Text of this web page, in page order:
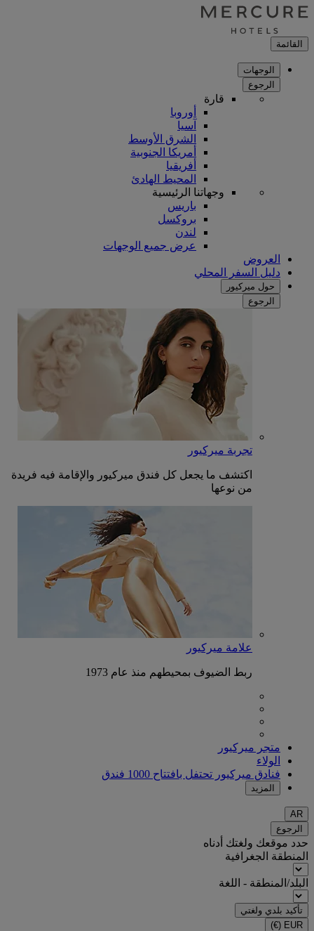
القائمة
الوجهات
الرجوع
قارة
أوروبا
آسيا
الشرق الأوسط
أمريكا الجنوبية
أفريقيا
المحيط الهادئ
وجهاتنا الرئيسية
باريس
بروكسل
لندن
عرض جميع الوجهات
العروض
دليل السفر المحلي
حول ميركيور
الرجوع
تجربة ميركيور
اكتشف ما يجعل كل فندق ميركيور والإقامة فيه فريدة
من نوعها
علامة ميركيور
ربط الضيوف بمحيطهم منذ عام 1973
متجر ميركيور
الولاء
فنادق ميركيور تحتفل بافتتاح 1000 فندق
المزيد
AR
الرجوع
حدد موقعك ولغتك أدناه
المنطقة الجغرافية
البلد/المنطقة - اللغة
تأكيد بلدي ولغتي
EUR
(€)